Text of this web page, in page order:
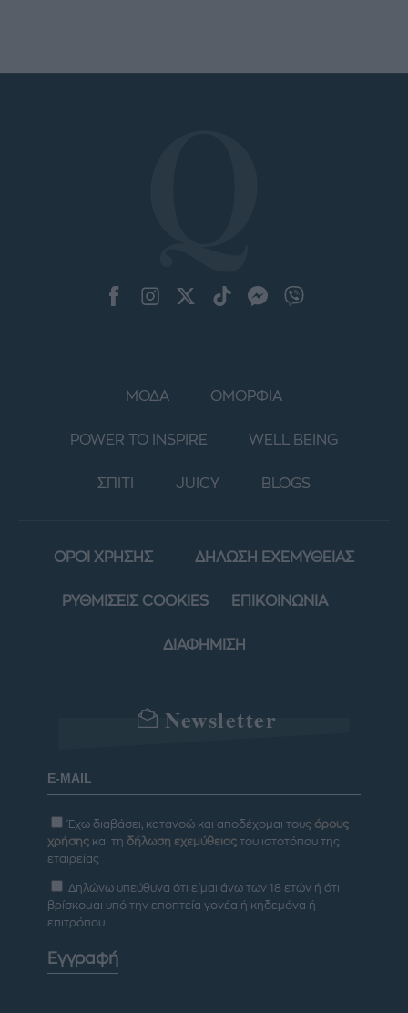
ΜΟΔΑ ΟΜΟΡΦΙΑ
POWER TO INSPIRE WELL BEING
ΣΠΙΤΙ JUICY BLOGS
ΟΡΟΙ ΧΡΗΣΗΣ ΔΗΛΩΣΗ ΕΧΕΜΥΘΕΙΑΣ
ΡΥΘΜΙΣΕΙΣ COOKIES ΕΠΙΚΟΙΝΩΝΙΑ
ΔΙΑΦΗΜΙΣΗ
Newsletter
Έχω διαβάσει, κατανοώ και αποδέχομαι τους όρους
χρήσης και τη δήλωση εχεμύθειας του ιστοτόπου της
εταιρείας
Δηλώνω υπεύθυνα ότι είμαι άνω των 18 ετών ή ότι
βρίσκομαι υπό την εποπτεία γονέα ή κηδεμόνα ή
επιτρόπου
Εγγραφή